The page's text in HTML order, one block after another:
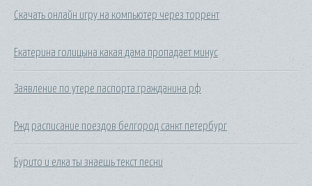
Скачать онлайн игру на компьютер через торрент
Екатерина голицына какая дама пропадает минус
Заявление по утере паспорта гражданина рф
Ржд расписание поездов белгород санкт петербург
Бурито и елка ты знаешь текст песни